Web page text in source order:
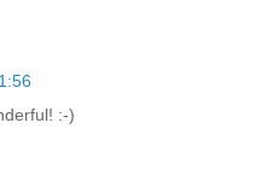
:-)